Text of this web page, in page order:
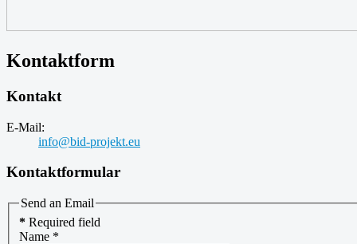
Kontaktform
Kontakt
E-Mail:
info@bid-projekt.eu
Kontaktformular
Send an Email
* Required field
Name *